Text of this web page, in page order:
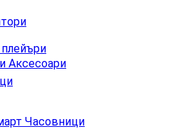
Аксесоари
Часовници